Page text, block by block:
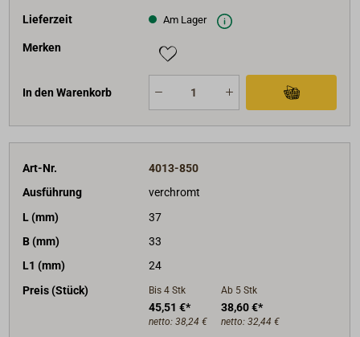
Lieferzeit Am Lager
Merken
In den Warenkorb
Art-Nr.
4013-850
Ausführung
verchromt
L (mm)
37
B (mm)
33
L1 (mm)
24
Preis (Stück)
Bis 4 Stk
45,51 €*
netto: 38,24 €
Ab 5 Stk
38,60 €*
netto: 32,44 €